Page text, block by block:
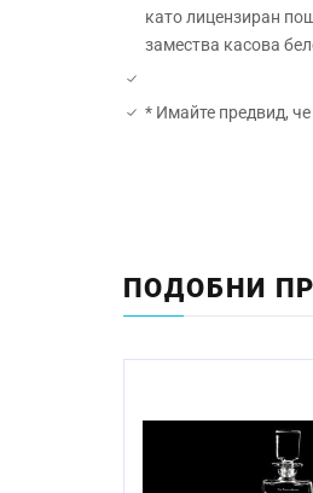
като лицензиран
замества касова
* Имайте предвид,
Начин на гравиране:
Размер:
Миене в
ПОДОБНИ